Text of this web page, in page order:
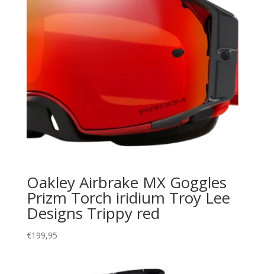
Oakley Airbrake MX Goggles
Prizm Torch iridium Troy Lee
Designs Trippy red
€199,95